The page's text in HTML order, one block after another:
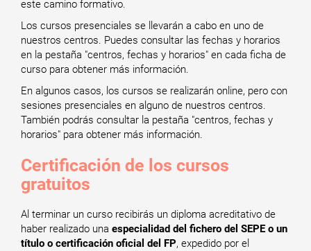
este camino formativo.
Los cursos presenciales se llevarán a cabo en uno de
nuestros centros. Puedes consultar las fechas y horarios
en la pestaña "centros, fechas y horarios" en cada ficha de
curso para obtener más información.
En algunos casos, los cursos se realizarán online, pero con
sesiones presenciales en alguno de nuestros centros.
También podrás consultar la pestaña "centros, fechas y
horarios" para obtener más información.
Certificación de los cursos
gratuitos
Al terminar un curso recibirás un diploma acreditativo de
haber realizado una especialidad del fichero del SEPE o un
título o certificación oficial del FP, expedido por el